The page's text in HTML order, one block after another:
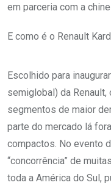
em parceria com a
E como é o Renault
Escolhido para
semiglobal) da Renault,
segmentos de maior
parte do mercado lá
compactos. No evento
“concorrência” de
toda a América do Sul,